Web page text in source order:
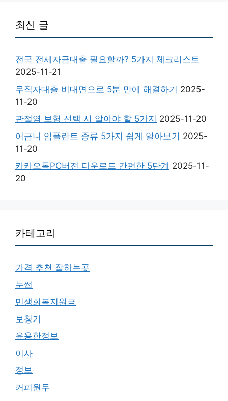
최신 글
전국 전세자금대출 필요할까? 5가지 체크리스트
2025-11-21
무직자대출 비대면으로 5분 만에 해결하기 2025-
11-20
관절염 보험 선택 시 알아야 할 5가지 2025-11-20
어금니 임플란트 종류 5가지 쉽게 알아보기 2025-
11-20
카카오톡PC버전 다운로드 간편한 5단계 2025-11-
20
카테고리
가격 추천 잘하는곳
눈썹
민생회복지원금
보청기
유용한정보
이사
정보
커피원두